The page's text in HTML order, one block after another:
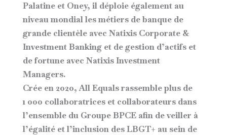
Palatine et Oney, il déploie également au
niveau mondial les métiers de banque de
grande clientèle avec Natixis Corporate &
Investment Banking et de gestion d’actifs et
de fortune avec Natixis Investment
Managers.
Crée en 2020,All Equalsrassemble plus de
1 000 collaboratrices et collaborateurs dans
l’ensemble du Groupe BPCE afin de veiller à
l’égalité et l’inclusion des LBGT+ au sein de